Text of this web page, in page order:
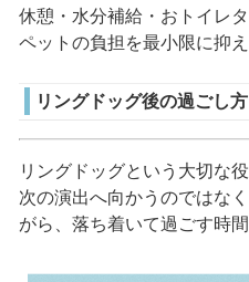
休憩・水分補給・おトイレ
ペットの負担を最小限に抑え
リングドッグ後の過ごし
リングドッグという大切な
次の演出へ向かうのではな
がら、落ち着いて過ごす時